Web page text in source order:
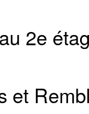
2e
et